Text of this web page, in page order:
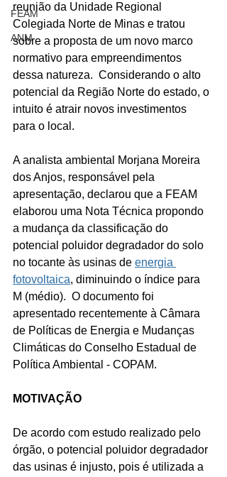
FEAM
ANM
reunião da Unidade Regional
Colegiada Norte de Minas e tratou
sobre a proposta de um novo marco
normativo para empreendimentos
dessa natureza.  Considerando o alto
potencial da Região Norte do estado, o
intuito é atrair novos investimentos
para o local.
A analista ambiental Morjana Moreira
dos Anjos, responsável pela
apresentação, declarou que a FEAM
elaborou uma Nota Técnica propondo
a mudança da classificação do
potencial poluidor degradador do solo
no tocante às usinas de energia
fotovoltaica, diminuindo o índice para
M (médio).  O documento foi
apresentado recentemente à Câmara
de Políticas de Energia e Mudanças
Climáticas do Conselho Estadual de
Política Ambiental - COPAM.
MOTIVAÇÃO
De acordo com estudo realizado pelo
órgão, o potencial poluidor degradador
das usinas é injusto, pois é utilizada a